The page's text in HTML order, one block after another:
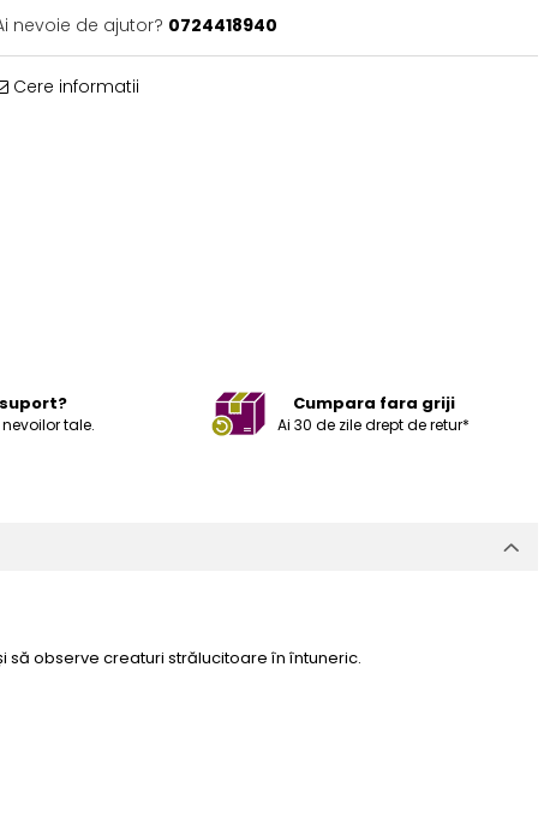
nevoie de ajutor? 0724418940
Cere informatii
tale.
Cumpara fara griji
Ai 30 de zile drept de retur*
observe creaturi strălucitoare în întuneric.